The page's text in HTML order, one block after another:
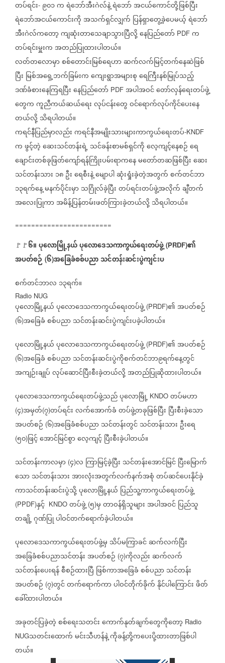
တပ်ရင်း- ၉၀၁ကရဲဘော်အီးဂဲလ်နဲ့ရဲဘော်အငယ်ကောင်တို့ဖြစ်ပြီး
ရဲဘော်အငယ်ကောင်းကိုအသက်ရှင်လျှက် ပြန်ရှာတွေ့ခဲ့ပေမယ့်ရဲဘော်
အီးဂဲလ်ကတော့ကျဆုံးတာသေချာသွားပြီလို့နေပြည်တော် PDF က
တပ်ရင်းမှူးကအတည်ပြုထားပါတယ်။
လတ်တလောမှာစစ်တောင်းမြစ်ရေဟာဆက်လက်မြင့်တက်နေဆဲဖြစ်
ပြီး မြစ်အရှေ့ဘက်ခြမ်းကကျေးရွာအများစုရေကြီးနစ်မြုပ်သည့်
ဒဏ်ခံစားနေကြရပြီးနေပြည်တော် PDF အပါအဝင်တော်လှန်ရေးတပ်ဖွဲ့
တွေကကူညီကယ်ဆယ်ရေးလုပ်ငန်းတွေဝင်ရောက်လုပ်ကိုင်ပေးနေ
တယ်လို့သိရပါတယ်။
ကရင်နီပြည်မှာလည်းကရင်နီအမျိုးသားများကာကွယ်ရေးတပ်-KNDF
ကဖွင့်တဲ့ဆေးသင်တန်းရဲ့သင်ခန်းစာမစ်ရှင်ကိုလေ့ကျင့်နေစဉ်ရေ
ချောင်းတစ်ခုဖြတ်ကျော်ရန်ကြိုးပမ်းရာကနေမတော်တဆဖြစ်ပြီးဆေး
သင်တန်းသား ၁၈ဦးရေစီးနဲ့မျောပါဆုံးရှုံးခဲ့တဲ့အတွက်စက်တင်ဘာ
၁၃ရက်နေ့မနက်ပိုင်းမှာသဂြိုလ်ခဲ့ပြီးတပ်ရင်းတပ်ဖွဲ့အလိုက်ချီတက်
အလေးပြုကာအမိန့်ပြန်တမ်းဖတ်ကြားခဲ့တယ်လို့သိရပါတယ်။
========================
🚩🚩၆။ပုလောမြို့နယ်ပုလောဒေသကာကွယ်ရေးတပ်ဖွဲ့ (PRDF)၏
အပတ်စဉ် (၆)အခြေခံစစ်ပညာသင်တန်းဆင်းပွဲကျင်းပ
စက်တင်ဘာလ ၁၃ရက်။
Radio NUG
ပုလောမြို့နယ်ပုလောဒေသကာကွယ်ရေးတပ်ဖွဲ့ (PRDF)၏အပတ်စဉ်
(၆)အခြေခံစစ်ပညာသင်တန်းဆင်းပွဲကျင်းပခဲ့ပါတယ်။
ပုလောမြို့နယ်ပုလောဒေသကာကွယ်ရေးတပ်ဖွဲ့ (PRDF)၏အပတ်စဉ်
(၆)အခြေခံစစ်ပညာသင်တန်းဆင်းပွဲကိုစက်တင်ဘာ၉ရက်နေ့တွင်
အကျဉ်းချုပ်လုပ်ဆောင်ပြီးစီးခဲ့တယ်လို့အတည်ပြုဆိုထားပါတယ်။
ပုလောဒေသကာကွယ်ရေးတပ်ဖွဲ့သည်ပုလောမြို့ KNDO တပ်မဟာ
(၄)အမှတ်(၇)တပ်ရင်းလက်အောက်ခံတပ်ဖွဲ့တခုဖြစ်ပြီး ပြီးစီးခဲ့သော
အပတ်စဉ် (၆)အခြေခံစစ်ပညာသင်တန်းတွင်သင်တန်းသား ဦးရေ
(၅၀)ဖြင့်အောင်မြင်စွာလေ့ကျင့်ပြီးစီးခဲ့ပါတယ်။
သင်တန်းကာလမှာ (၄)လ ကြာမြင့်ခဲ့ပြီး သင်တန်းအောင်မြင်ပြီးမြောက်
သောသင်တန်းသားအားလုံးအတွက်လက်နက်အစုံတပ်ဆင်ပေးနိုင်ခဲ့
ကာသင်တန်းဆင်းပွဲသို့ပုလောမြို့နယ် ပြည်သူ့ကာကွယ်ရေးတပ်ဖွဲ့
(PPDF)နှင့် KNDO တပ်ဖွဲ့ (၅)မှတာဝန်ရှိသူများအပါအဝင်ပြည်သူ
တချို့ဂုဏ်ပြုပါဝင်တက်ရောက်ခဲ့ပါတယ်။
ပုလောဒေသကာကွယ်ရေးတပ်ဖွဲ့မှ သိပ်မကြာခင်ဆက်လက်ပြီး
အခြေခံစစ်ပညာသင်တန်းအပတ်စဉ် (၇)ကိုလည်းဆက်လက်
သင်တန်းပေးရန်စီစဉ်ထားပြီ ဖြစ်ကာအခြေခံစစ်ပညာသင်တန်း
အပတ်စဉ် (၇)တွင်တက်ရောက်ကာပါဝင်တိုက်ခိုက်နိုင်ပါကြောင်းဖိတ်
ခေါ်ထားပါတယ်။
အခုတင်ပြခဲ့တဲ့စစ်ရေးသတင်းကောက်နုတ်ချက်တွေကိုတော့ Radio
NUGသတင်းထောက်မင်းသီဟန်နဲ့ကိုခန့်တို့ကပေးပို့ထားတာဖြစ်ပါ
တယ်။